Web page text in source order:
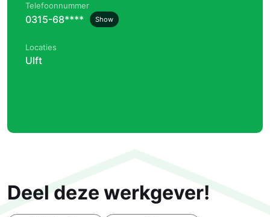
Telefoonnummer
0315-68**** Show
Locaties
Ulft
Deel deze werkgever!